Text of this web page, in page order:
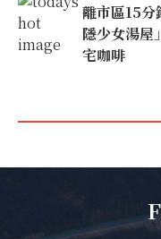
離市區15分
隱少女湯屋
宅咖啡